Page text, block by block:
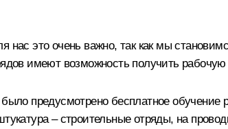
это очень важно, так как мы
имеют возможность получить
предусмотрено бесплатное
– строительные отряды, на